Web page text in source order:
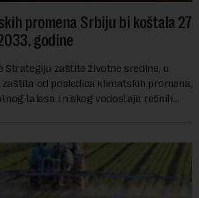
promena Srbiju bi koštala 27
godine
Strategiju zaštite životne sredine, u
od posledica klimatskih promena,
talasa i niskog vodostaja rečnih